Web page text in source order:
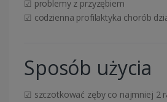
☑ problemy z przyzębiem
☑ codzienna profilaktyka chorób
Sposób użycia
☑ szczotkować zęby co najmniej 2